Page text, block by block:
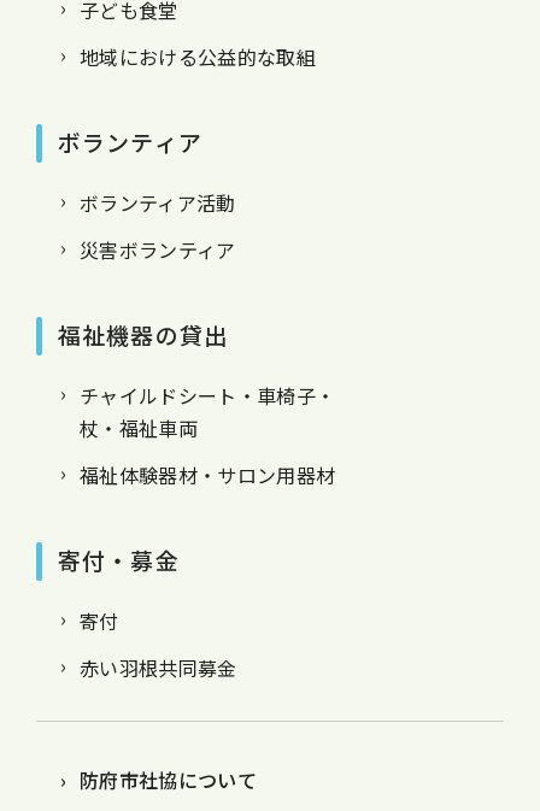
子ども食堂
地域における公益的な取組
ボランティア
ボランティア活動
災害ボランティア
福祉機器の貸出
チャイルドシート・車椅子・
杖・福祉車両
福祉体験器材・サロン用器材
寄付・募金
寄付
赤い羽根共同募金
防府市社協について